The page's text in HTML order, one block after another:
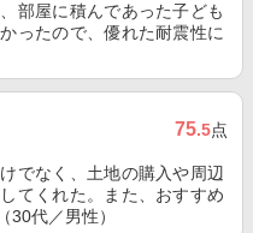
部屋に積んであった子ども
ったので、優れた耐震性に
75.5点
でなく、土地の購入や周辺
てくれた。また、おすすめ
30代／男性）